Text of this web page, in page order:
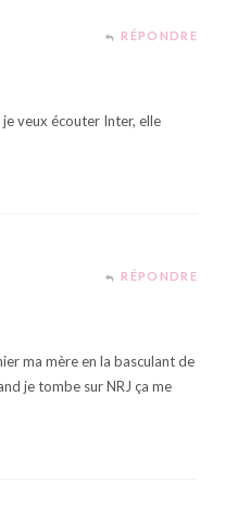
RÉPONDRE
veux écouter Inter, elle
RÉPONDRE
ma mère en la basculant de
je tombe sur NRJ ça me